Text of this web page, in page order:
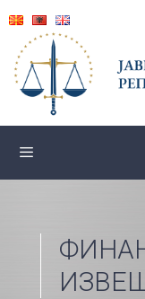
content